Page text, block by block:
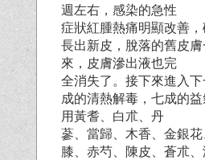
週左右，感染的急性
症狀紅腫熱痛明顯改善
長出新皮，脫落的舊皮
來，皮膚滲出液也完
全消失了。接下來進入
成的清熱解毒，七成的
用黃耆、白朮、丹
蔘、當歸、木香、金銀
膝、赤芍、陳皮、蒼朮